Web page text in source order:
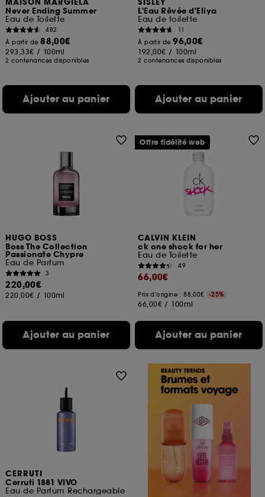
MAISON MARGIELA
Never Ending Summer
Eau de Toilette
482
À partir de88,00€
293,33€ / 100ml
2 contenances disponibles
Ajouter au panier
SISLEY
L'Eau Rêvée d'Eliya
Eau de toilette
11
À partir de96,00€
192,00€ / 100ml
2 contenances disponibles
Ajouter au panier
HUGO BOSS
Boss The Collection
Passionate Chypre
Eau de Parfum
3
220,00€
220,00€ / 100ml
Ajouter au panier
CALVIN KLEIN
ck one shock for her
Eau de Toilette
49
66,00€
Prix d'origine : 88,00€ -25%
66,00€ / 100ml
Ajouter au panier
Offre fidélité web
CERRUTI
Cerruti 1881 VIVO
Eau de Parfum Rechargeable